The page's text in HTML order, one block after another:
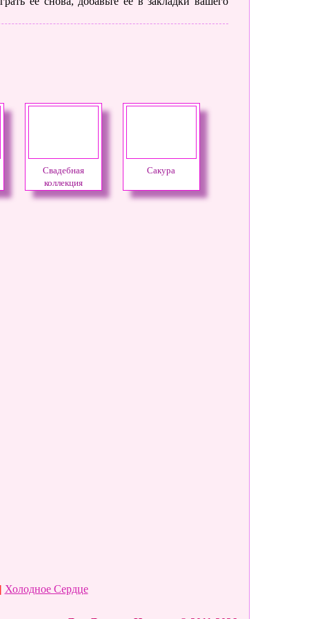
Свадебная
коллекция
Сакура
Холодное Сердце